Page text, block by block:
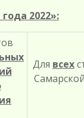
2022»:
Для всех